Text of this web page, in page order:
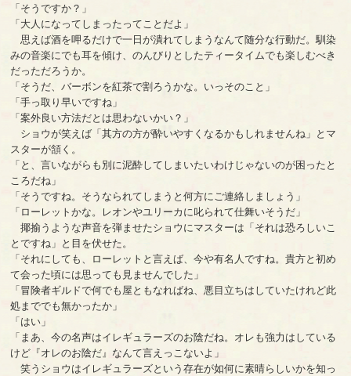
「そうですか？」
「大人になってしまったってことだよ」
思えば酒を呷るだけで一日が潰れてしまうなんて随分な行動だ。馴染
みの音楽にでも耳を傾け、のんびりとしたティータイムでも楽しむべき
だっただろうか。
「そうだ、バーボンを紅茶で割ろうかな。いっそのこと」
「手っ取り早いですね」
「案外良い方法だとは思わないかい？」
ショウが笑えば「其方の方が酔いやすくなるかもしれませんね」とマ
スターが頷く。
「と、言いながらも別に泥酔してしまいたいわけじゃないのが困ったと
ころだね」
「そうですね。そうなられてしまうと何方にご連絡しましょう」
「ローレットかな。レオンやユリーカに叱られて仕舞いそうだ」
揶揄うような声音を弾ませたショウにマスターは「それは恐ろしいこ
とですね」と目を伏せた。
「それにしても、ローレットと言えば、今や有名人ですね。貴方と初め
て会った頃には思っても見ませんでした」
「冒険者ギルドで何でも屋ともなればね、悪目立ちはしていたけれど此
処まででも無かったか」
「はい」
「まあ、今の名声はイレギュラーズのお陰だね。オレも強力はしている
けど『オレのお陰だ』なんて言えっこないよ」
笑うショウはイレギュラーズという存在が如何に素晴らしいかを知っ